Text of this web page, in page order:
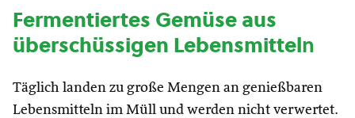
Fermentiertes Gemüse aus
überschüssigen Lebensmitteln
Täglich landen zu große Mengen an genießbaren
Lebensmitteln im Müll und werden nicht verwertet.